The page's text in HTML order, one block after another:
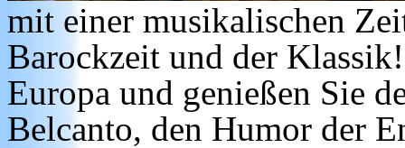
mit einer musikalischen
Barockzeit und der
Europa und genießen Sie
Belcanto, den Humor der